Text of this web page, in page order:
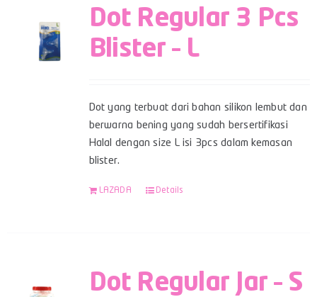
Dot Regular 3 Pcs
Blister – L
Dot yang terbuat dari bahan silikon lembut dan
berwarna bening yang sudah bersertifikasi
Halal dengan size L isi 3pcs dalam kemasan
blister.
LAZADA Details
Dot Regular Jar – S